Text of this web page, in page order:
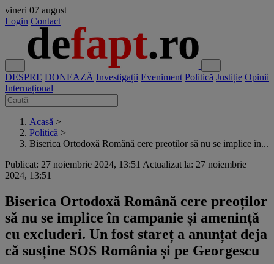
vineri 07 august
Login Contact
DESPRE DONEAZĂ Investigații Eveniment Politică Justiție Opinii
Internațional
Acasă >
Politică >
Biserica Ortodoxă Română cere preoților să nu se implice în...
Publicat: 27 noiembrie 2024, 13:51 Actualizat la: 27 noiembrie
2024, 13:51
Biserica Ortodoxă Română cere preoților
să nu se implice în campanie și amenință
cu excluderi. Un fost stareț a anunțat deja
că susține SOS România și pe Georgescu